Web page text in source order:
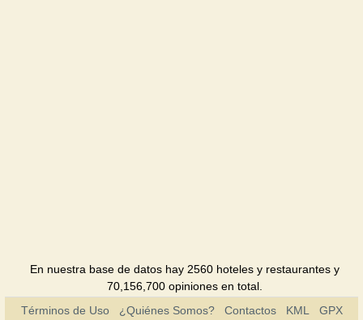
Hotel
Chayka
En nuestra base de datos hay 2560 hoteles y restaurantes y
70,156,700 opiniones en total.
Términos de Uso
¿Quiénes Somos? Contactos KML GPX